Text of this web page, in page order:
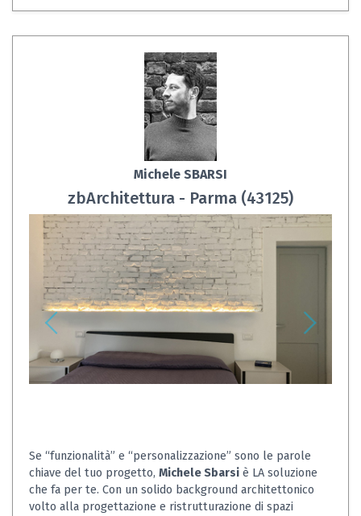
Michele SBARSI
zbArchitettura - Parma (43125)
Se “funzionalità” e “personalizzazione” sono le parole
chiave del tuo progetto, Michele Sbarsi è LA soluzione
che fa per te. Con un solido background architettonico
volto alla progettazione e ristrutturazione di spazi